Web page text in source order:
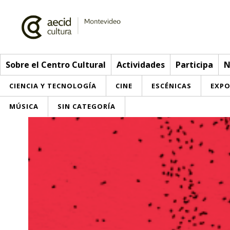
Sobre el Centro Cultural Actividades Participa
CIENCIA Y TECNOLOGÍA CINE ESCÉNICAS
MÚSICA SIN CATEGORÍA
Red AECID
Instalaciones
Actividades
> Ir a Actividades
Esta semana
Envíanos tu propuesta
Buzón de sugerencias